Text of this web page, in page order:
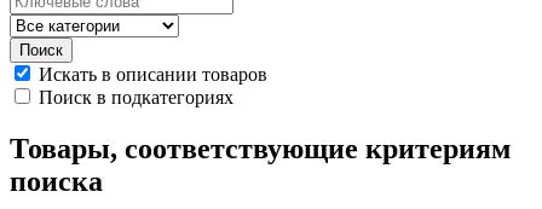
Искать в описании товаров
Поиск в подкатегориях
Товары, соответствующие критериям
поиска